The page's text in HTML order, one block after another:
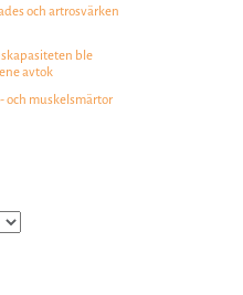
och artrosvärken
ble
avtok
och muskelsmärtor